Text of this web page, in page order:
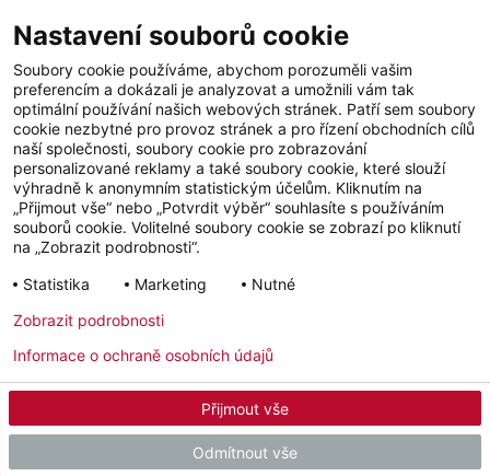
se vám naši partneři ve vašem okolí.
Impressum Ochrana osobních údajů Newsletter
YouTube Facebook LinkedIn
Instagram
© 2026 - STIEBEL ELTRON GmbH & Co. KG (DE)
Nastavení souborů cookie
Soubory cookie používáme, abychom porozuměli vašim
preferencím a dokázali je analyzovat a umožnili vám tak
optimální používání našich webových stránek. Patří sem soubory
cookie nezbytné pro provoz stránek a pro řízení obchodních cílů
naší společnosti, soubory cookie pro zobrazování
personalizované reklamy a také soubory cookie, které slouží
výhradně k anonymním statistickým účelům. Kliknutím na
„Přijmout vše“ nebo „Potvrdit výběr“ souhlasíte s používáním
souborů cookie. Volitelné soubory cookie se zobrazí po kliknutí
na „Zobrazit podrobnosti“.
Statistika
Marketing Nutné
Přijmout vše
Odmítnout vše
Zobrazit podrobnosti
Informace o ochraně osobních údajů